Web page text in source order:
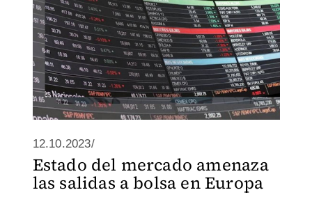
12.10.2023/
Estado del mercado amenaza
las salidas a bolsa en Europa